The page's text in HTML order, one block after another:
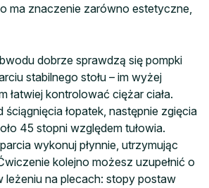
ma znaczenie zarówno estetyczne,
dobrze sprawdzą się pompki
stabilnego stołu – im wyżej
łatwiej kontrolować ciężar ciała.
łopatek, następnie zgięcia
45 stopni względem tułowia.
wykonuj płynnie, utrzymując
kolejno możesz uzupełnić o
leżeniu na plecach: stopy postaw